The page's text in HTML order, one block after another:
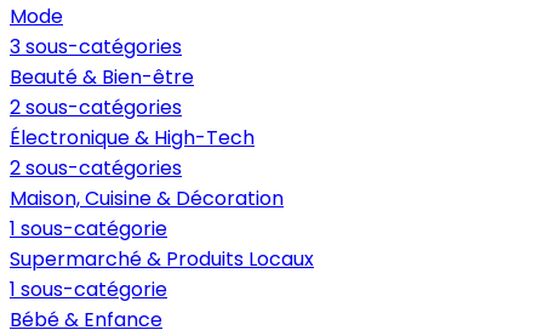
Mode
3 sous-catégories
Beauté & Bien-être
2 sous-catégories
Électronique & High-Tech
2 sous-catégories
Maison, Cuisine & Décoration
1 sous-catégorie
Supermarché & Produits Locaux
1 sous-catégorie
Bébé & Enfance